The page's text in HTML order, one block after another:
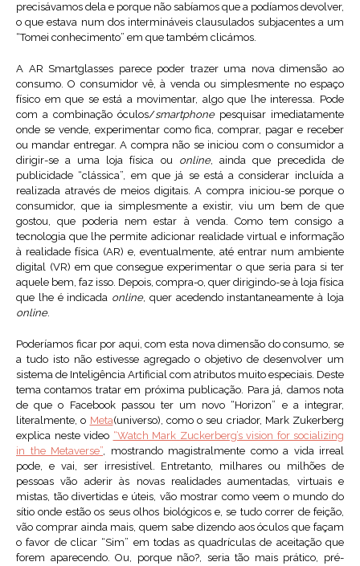
precisávamos dela e porque não sabíamos que a podíamos devolver,
o que estava num dos intermináveis clausulados subjacentes a um
“Tomei conhecimento” em que também clicámos.
A AR Smartglasses parece poder trazer uma nova dimensão ao
consumo. O consumidor vê, à venda ou simplesmente no espaço
físico em que se está a movimentar, algo que lhe interessa. Pode
com a combinação óculos/smartphonepesquisar imediatamente
onde se vende, experimentar como fica, comprar, pagar e receber
ou mandar entregar. A compra não se iniciou com o consumidor a
dirigir-se a uma loja física ou online, ainda que precedida de
publicidade “clássica”, em que já se está a considerar incluída a
realizada através de meios digitais. A compra iniciou-se porque o
consumidor, que ia simplesmente a existir, viu um bem de que
gostou, que poderia nem estar à venda. Como tem consigo a
tecnologia que lhe permite adicionar realidade virtual e informação
à realidade física (AR) e, eventualmente, até entrar num ambiente
digital (VR) em que consegue experimentar o que seria para si ter
aquele bem, faz isso. Depois, compra-o, quer dirigindo-se à loja física
que lhe é indicada online, quer acedendo instantaneamente à loja
online.
Poderíamos ficar por aqui, com esta nova dimensão do consumo, se
a tudo isto não estivesse agregado o objetivo de desenvolver um
sistema de Inteligência Artificial com atributos muito especiais. Deste
tema contamos tratar em próxima publicação. Para já, damos nota
de que o Facebook passou ter um novo “Horizon” e a integrar,
literalmente, o Meta(universo), como o seu criador, Mark Zukerberg
explica neste video “Watch Mark Zuckerberg’s vision for socializing
in the Metaverse”, mostrando magistralmente como a vida irreal
pode, e vai, ser irresistível. Entretanto, milhares ou milhões de
pessoas vão aderir às novas realidades aumentadas, virtuais e
mistas, tão divertidas e úteis, vão mostrar como veem o mundo do
sítio onde estão os seus olhos biológicos e, se tudo correr de feição,
vão comprar ainda mais, quem sabe dizendo aos óculos que façam
o favor de clicar “Sim” em todas as quadrículas de aceitação que
forem aparecendo. Ou, porque não?, seria tão mais prático, pré-